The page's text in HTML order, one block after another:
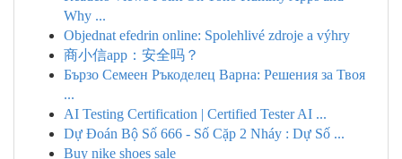
Why ...
Objednat efedrin online: Spolehlivé zdroje a výhry
商小信app：安全吗？
Бързо Семеен Ръкоделец Варна: Решения за Твоя
...
AI Testing Certification | Certified Tester AI ...
Dự Đoán Bộ Số 666 - Số Cặp 2 Nháy : Dự Số ...
Buy nike shoes sale